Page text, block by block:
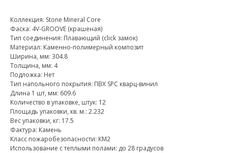
Коллекция: Stone Mineral Core
Фаска: 4V-GROOVE (крашеная)
Тип соединения: Плавающий (click замок)
Материал: Каменно-полимерный композит
Ширина, мм: 304.8
Толщина, мм: 4
Подложка: Нет
Тип напольного покрытия: ПВХ SPC кварц-винил
Длина 1 шт, мм: 609.6
Количество в упаковке, штук: 12
Площадь упаковки, кв. м.: 2.232
Вес упаковки, кг: 17.5
Фактура: Камень
Класс пожаробезопасности: КМ2
Использование с теплыми полами: до 28 градусов